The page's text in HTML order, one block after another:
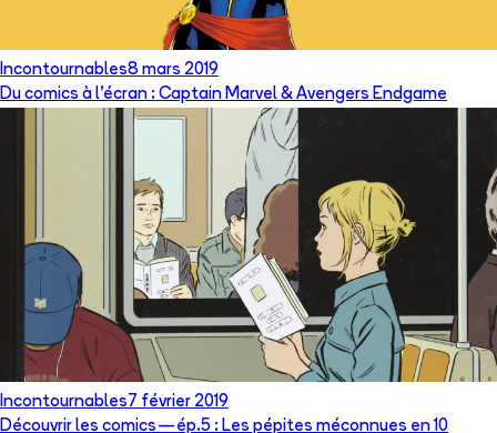
Incontournables8 mars 2019
Du comics à l’écran : Captain Marvel & Avengers Endgame
Incontournables 7 février 2019
Découvrir les comics — ép.5 : Les pépites méconnues en 10